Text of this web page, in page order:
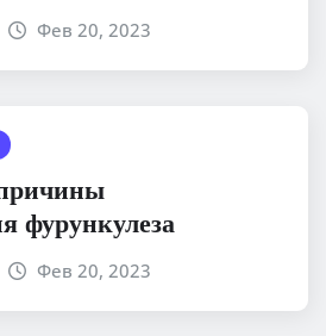
Фев 20, 2023
фурункулеза
Фев 20, 2023